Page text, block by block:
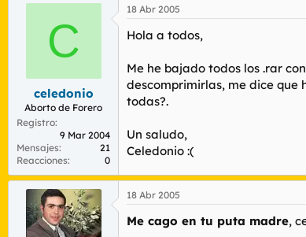
o
d
e
t
e
m
a
c
i
n
i
i
C
celedonio
Aborto de Forero
Registro
9 Mar 2004
Mensajes
21
Reacciones
0
18 Abr 2005
Hola a todos,
Me he bajado todos los .rar
descomprimirlas, me dice que
todas?.
Un saludo,
Celedonio :(
18 Abr 2005
Me cago en tu puta madre,